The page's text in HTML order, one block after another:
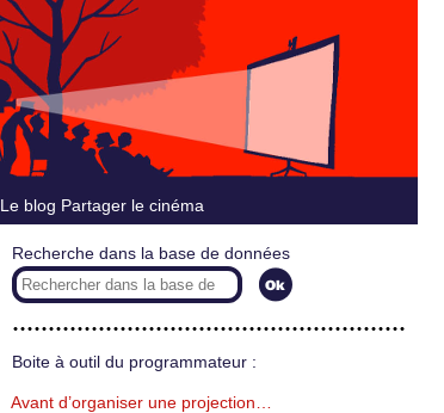
Le blog Partager le cinéma
Recherche dans la base de données
Boite à outil du programmateur :
Avant d’organiser une projection…